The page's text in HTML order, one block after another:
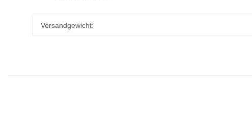
Versandgewicht: